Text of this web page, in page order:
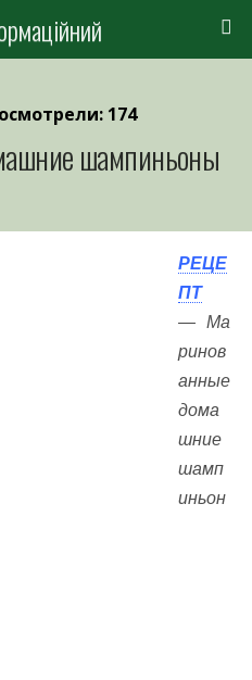
174
шампиньоны
РЕЦЕ
ПТ
— Ма
ринов
анные
дома
шние
шамп
иньон